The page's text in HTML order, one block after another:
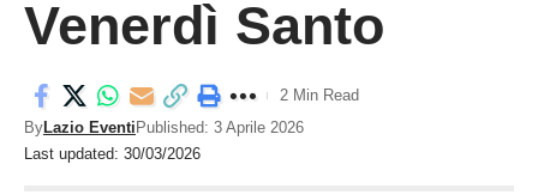
Venerdì Santo
Last updated: 30/03/2026
ByLazio Eventi Published: 3 Aprile 2026
2 Min Read